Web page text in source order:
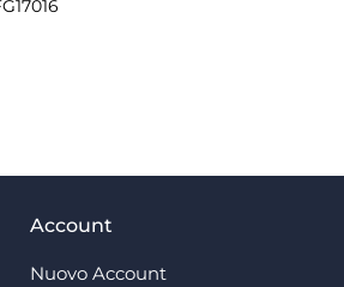
Account
Nuovo Account